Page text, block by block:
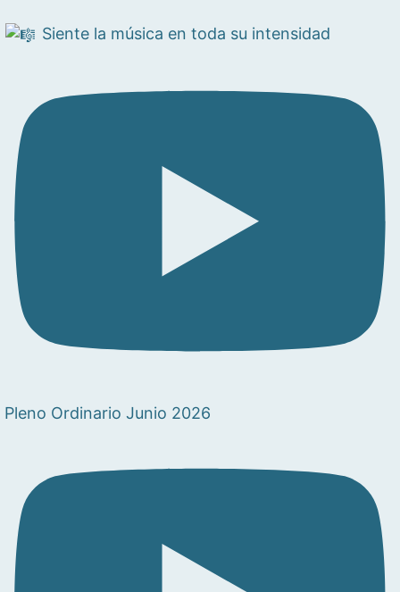
Siente la música en toda su intensidad
Pleno Ordinario Junio 2026